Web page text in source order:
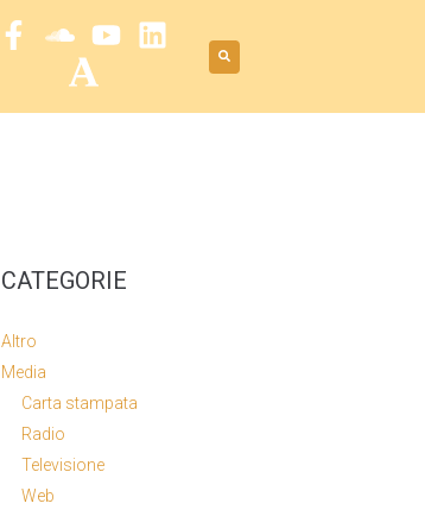
CATEGORIE
Altro
Media
Carta stampata
Radio
Televisione
Web